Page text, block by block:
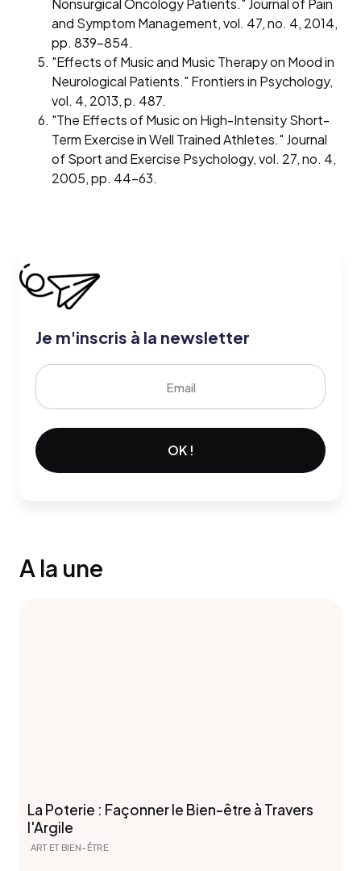
Nonsurgical Oncology Patients." Journal of Pain
and Symptom Management, vol. 47, no. 4, 2014,
pp. 839-854.
"Effects of Music and Music Therapy on Mood in
Neurological Patients." Frontiers in Psychology,
vol. 4, 2013, p. 487.
"The Effects of Music on High-Intensity Short-
Term Exercise in Well Trained Athletes." Journal
of Sport and Exercise Psychology, vol. 27, no. 4,
2005, pp. 44-63.
Je m'inscris à la newsletter
A la une
La Poterie : Façonner le Bien-être à Travers
l'Argile
ART ET BIEN-ÊTRE